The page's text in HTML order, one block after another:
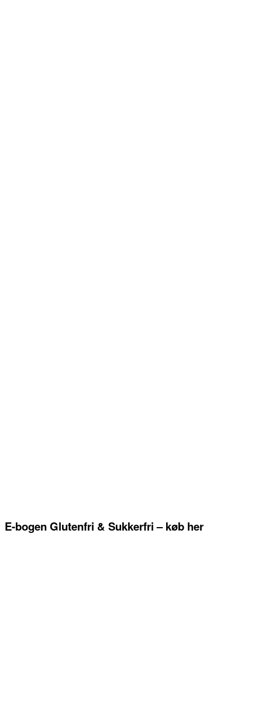
E-bogen Glutenfri & Sukkerfri – køb her